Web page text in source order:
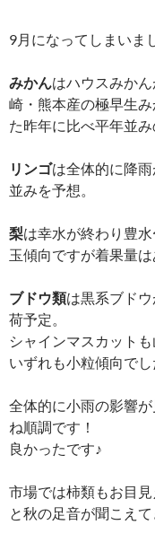
9月になってしまいま
みかんはハウスみか
崎・熊本産の極早生
た昨年に比べ平年並
リンゴは全体的に降
並みを予想。
梨は幸水が終わり豊
玉傾向ですが着果量は
ブドウ類は黒系ブド
荷予定。
シャインマスカット
いずれも小粒傾向で
全体的に小雨の影響
ね順調です！
良かったです♪
市場では柿類もお目
と秋の足音が聞こえて